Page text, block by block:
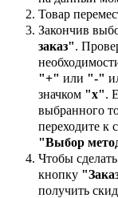
Товар
Закончив
заказ".
"+" или "-"
значком "х".
выбранного
переходите к
"Выбор
Чтобы
кнопку
получить